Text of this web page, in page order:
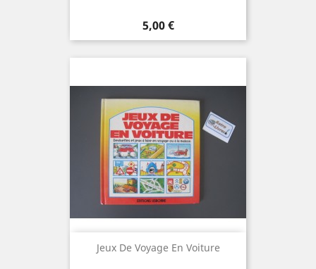
Prix
5,00 €
Jeux De Voyage En Voiture